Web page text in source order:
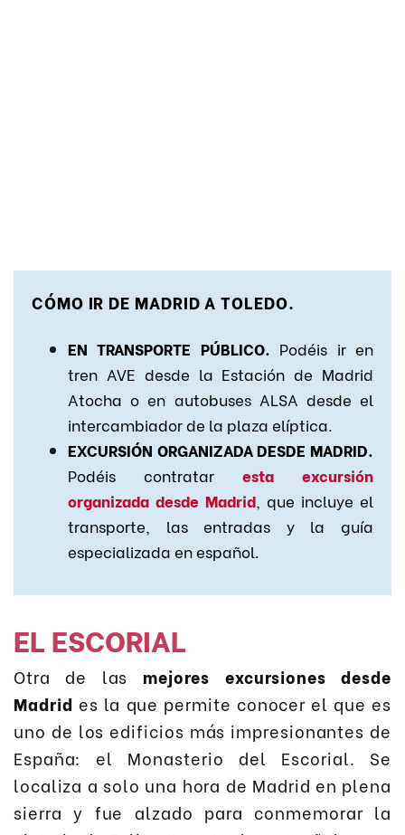
CÓMO IR DE MADRID A TOLEDO.
EN TRANSPORTE PÚBLICO. Podéis ir en
tren AVE desde la Estación de Madrid
Atocha o en autobuses ALSA desde el
intercambiador de la plaza elíptica.
EXCURSIÓN ORGANIZADA DESDE MADRID.
Podéis contratar
esta excursión
organizada desde Madrid, que incluye el
transporte, las entradas y la guía
especializada en español.
EL ESCORIAL
Otra de las mejores excursiones desde
Madrid es la que permite conocer el que es
uno de los edificios más impresionantes de
España: el Monasterio del Escorial. Se
localiza a solo una hora de Madrid en plena
sierra y fue alzado para conmemorar la